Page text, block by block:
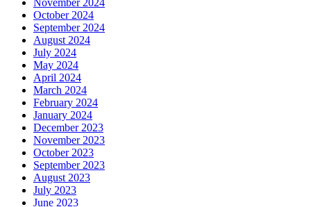
November 2024
October 2024
September 2024
August 2024
July 2024
May 2024
April 2024
March 2024
February 2024
January 2024
December 2023
November 2023
October 2023
September 2023
August 2023
July 2023
June 2023